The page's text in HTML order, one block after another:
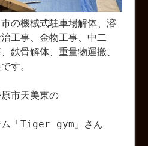
の機械式駐車場解体、溶
工事、金物工事、中二
鉄骨解体、重量物運搬、
す。
市天美東の
ム「Tiger gym」さん